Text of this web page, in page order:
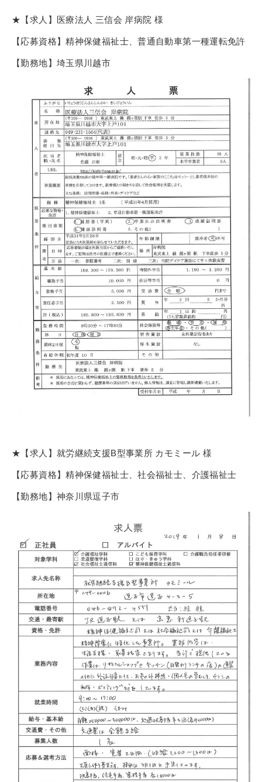
★【求人】医療法人 三信会 岸病院 様
【応募資格】精神保健福祉士、普通自動車第一種運転免許
【勤務地】埼玉県川越市
★【求人】就労継続支援B型事業所 カモミール 様
【応募資格】精神保健福祉士、社会福祉士、介護福祉士
【勤務地】神奈川県逗子市